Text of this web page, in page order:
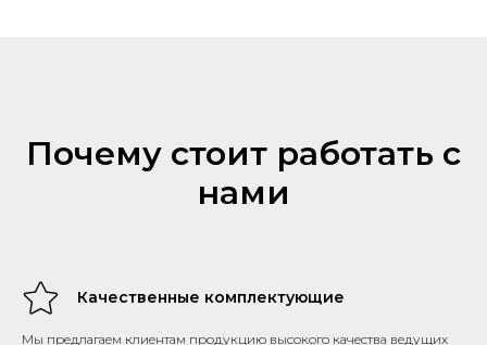
Почему стоит работать с
нами
Качественные комплектующие
Мы предлагаем клиентам продукцию высокого качества ведущих